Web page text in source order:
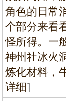
角色的日常
个部分来看
怪所得。一
神州社冰火
炼化材料，
详细]